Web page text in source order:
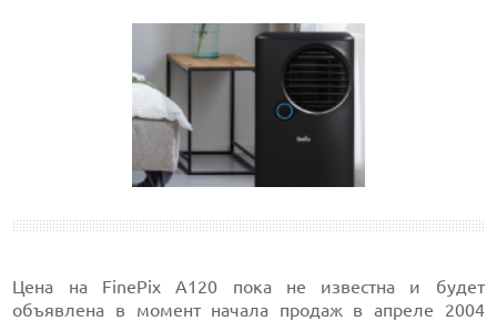
Цена на FinePix A120 пока не известна и будет
объявлена в момент начала продаж в апреле 2004